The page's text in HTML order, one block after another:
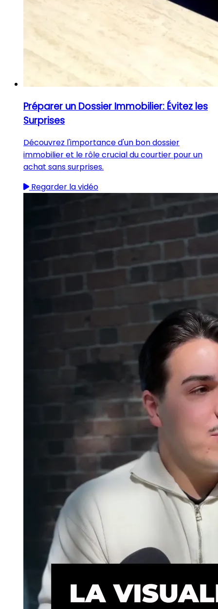
Préparer un Dossier Immobilier: Évitez les
Surprises
Découvrez l'importance d'un bon dossier
immobilier et le rôle crucial du courtier pour un
achat sans surprises.
Regarder la vidéo